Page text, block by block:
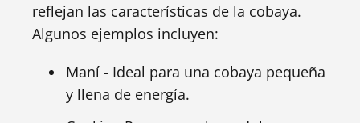
reflejan las características de la cobaya.
Algunos ejemplos incluyen:
Maní - Ideal para una cobaya pequeña
y llena de energía.